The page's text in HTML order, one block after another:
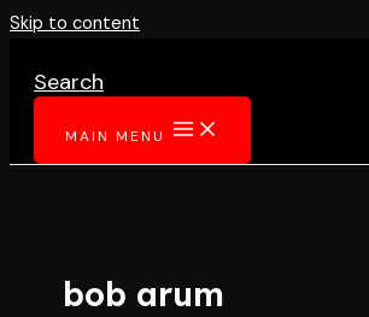
Skip to content
Search
MAIN MENU
bob arum